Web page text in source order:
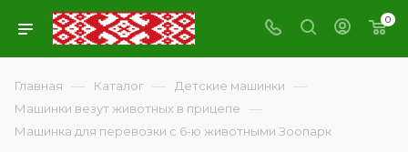
0
Главная — Каталог — Детские машинки —
Машинки везут животных в прицепе —
Машинка для перевозки с 6-ю животными Зоопарк